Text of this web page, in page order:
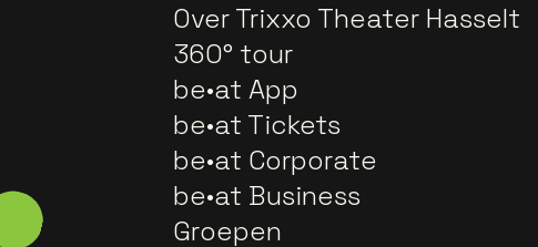
Over Trixxo Theater Hasselt
360° tour
be•at App
be•at Tickets
be•at Corporate
be•at Business
Groepen